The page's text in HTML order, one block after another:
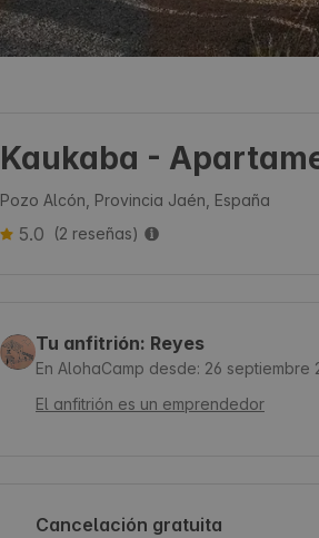
Kaukaba -
Pozo Alcón, Provincia Jaén, España
5.0 (2 reseñas)
Tu anfitrión: Reyes
En AlohaCamp desde: 26 septiembre
El anfitrión es un emprendedor
Cancelación gratuita